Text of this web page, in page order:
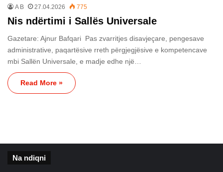
A B 27.04.2026 775
Nis ndërtimi i Sallës Universale
Gazetare: Ajnur Bafqari Pas zvarritjes disavjeçare, pengesave
administrative, paqartësive rreth përgjegjësive e kompetencave
mbi Sallën Universale, e madje edhe një…
Read More »
Na ndiqni